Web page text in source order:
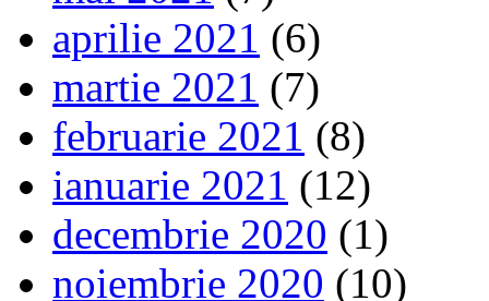
aprilie 2021 (6)
martie 2021 (7)
februarie 2021 (8)
ianuarie 2021 (12)
decembrie 2020 (1)
noiembrie 2020 (10)